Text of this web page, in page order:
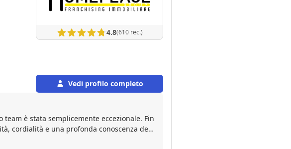
4.8(610 rec.)
Vedi profilo completo
team è stata semplicemente eccezionale. Fin
cordialità e una profonda conoscenza del
sa ascoltare davvero le esigenze